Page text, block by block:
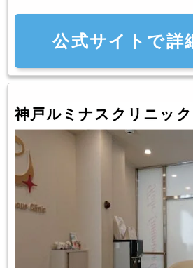
公式サイトで詳
神戸ルミナスクリニック